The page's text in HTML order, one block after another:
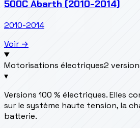
500C Abarth (2010-2014)
2010-2014
Voir →
Motorisations électriques2
▾
Versions 100 % électriques. Elles
sur le système haute tension, la
batterie.